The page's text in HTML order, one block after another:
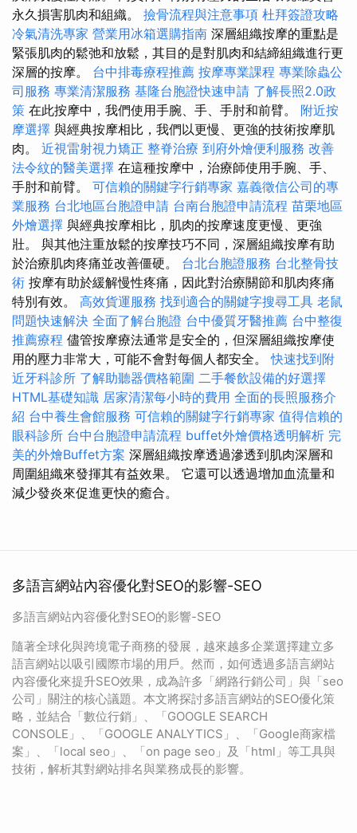
永久損害肌肉和組織。 撿骨流程與注意事項 杜拜簽證攻略
冷氣清洗專家 營業用冰箱選購指南 深層組織按摩的重點是
緊張肌肉的鬆弛和放鬆，其目的是對肌肉和結締組織進行更
深層的按摩。 台中排毒療程推薦 按摩專業課程 專業除蟲公
司服務 專業清潔服務 基隆台胞證快速申請 了解長照2.0政
策 在此按摩中，我們使用手腕、手、手肘和前臂。 附近按
摩選擇 與經典按摩相比，我們以更慢、更強的技術按摩肌
肉。 近視雷射視力矯正 整脊治療 到府外燴便利服務 改善
法令紋的醫美選擇 在這種按摩中，治療師使用手腕、手、
手肘和前臂。 可信賴的關鍵字行銷專家 嘉義徵信公司的專
業服務 台北地區台胞證申請 台南台胞證申請流程 苗栗地區
外燴選擇 與經典按摩相比，肌肉的按摩速度更慢、更強
壯。 與其他注重放鬆的按摩技巧不同，深層組織按摩有助
於治療肌肉疼痛並改善僵硬。 台北台胞證服務 台北整骨技
術 按摩有助於緩解慢性疼痛，因此對治療關節和肌肉疼痛
特別有效。 高效貨運服務 找到適合的關鍵字搜尋工具 老鼠
問題快速解決 全面了解台胞證 台中優質牙醫推薦 台中整復
推薦療程 儘管按摩療法通常是安全的，但深層組織按摩使
用的壓力非常大，可能不會對每個人都安全。快速找到附
近牙科診所 了解助聽器價格範圍 二手餐飲設備的好選擇
HTML基礎知識 居家清潔每小時的費用 全面的長照服務介
紹 台中養生會館服務 可信賴的關鍵字行銷專家 值得信賴的
眼科診所 台中台胞證申請流程 buffet外燴價格透明解析 完
美的外燴Buffet方案 深層組織按摩透過滲透到肌肉深層和
周圍組織來發揮其有益效果。 它還可以透過增加血流量和
減少發炎來促進更快的癒合。
多語言網站內容優化對SEO的影響-SEO
多語言網站內容優化對SEO的影響-SEO
隨著全球化與跨境電子商務的發展，越來越多企業選擇建立多
語言網站以吸引國際市場的用戶。然而，如何透過多語言網站
內容優化來提升SEO效果，成為許多「網路行銷公司」與「seo
公司」關注的核心議題。本文將探討多語言網站的SEO優化策
略，並結合「數位行銷」、「GOOGLE SEARCH
CONSOLE」、「GOOGLE ANALYTICS」、「Google商家檔
案」、「local seo」、「on page seo」及「html」等工具與
技術，解析其對網站排名與業務成長的影響。